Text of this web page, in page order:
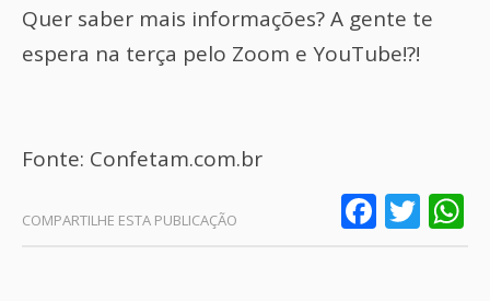
Quer saber mais informações? A gente te
espera na terça pelo Zoom e YouTube!?!
Fonte: Confetam.com.br